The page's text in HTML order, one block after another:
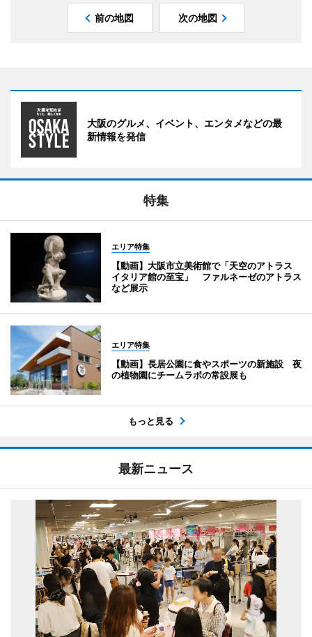
前の地図 次の地図
大阪のグルメ、イベント、エンタメなどの最
新情報を発信
特集
エリア特集
【動画】大阪市立美術館で「天空のアトラス
イタリア館の至宝」 ファルネーゼのアトラス
など展示
エリア特集
【動画】長居公園に食やスポーツの新施設 夜
の植物園にチームラボの常設展も
もっと見る
最新ニュース